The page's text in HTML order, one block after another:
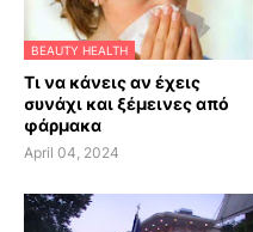
BEAUTY HEALTH
Τι να κάνεις αν έχεις
συνάχι και ξέμεινες από
φάρμακα
April 04, 2024